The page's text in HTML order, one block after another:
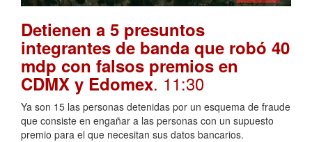
Detienen a 5 presuntos
integrantes de banda que robó 40
mdp con falsos premios en
CDMX y Edomex. 11:30
Ya son 15 las personas detenidas por un esquema de fraude
que consiste en engañar a las personas con un supuesto
premio para el que necesitan sus datos bancarios.